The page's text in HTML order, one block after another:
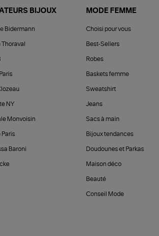
BIJOUX
Bidermann
NY
Monvoisin
Paris
Baroni
MODE FEMME
Choisi pour vous
Best-Sellers
Robes
Baskets femme
Sweatshirt
Jeans
Sacs à main
Bijoux tendances
Doudounes et Parkas
Maison déco
Beauté
Conseil Mode